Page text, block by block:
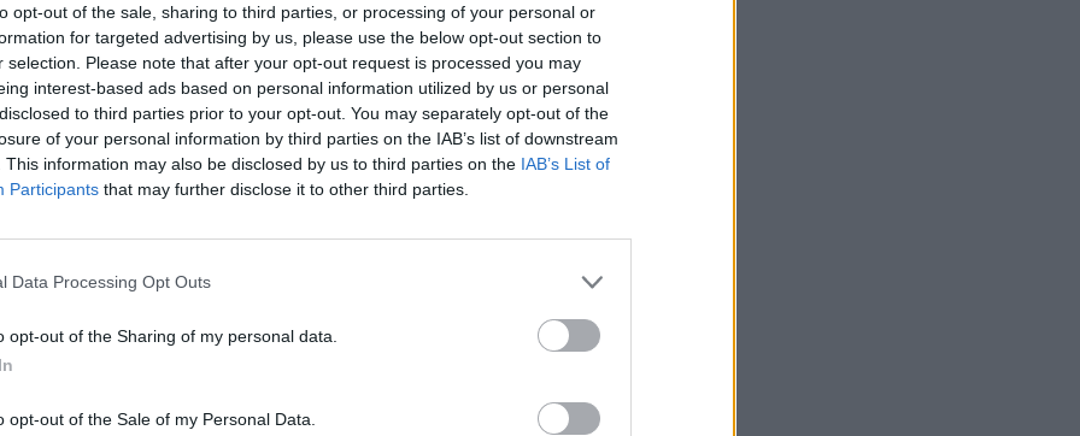
opt-out of the sale, sharing to third parties, or processing of your personal or
for targeted advertising by us, please use the below opt-out section to
selection. Please note that after your opt-out request is processed you may
interest-based ads based on personal information utilized by us or personal
to third parties prior to your opt-out. You may separately opt-out of the
of your personal information by third parties on the IAB’s list of downstream
This information may also be disclosed by us to third parties on the IAB’s List of
Participants that may further disclose it to other third parties.
Data Processing Opt Outs
opt-out of the Sharing of my personal data.
opt-out of the Sale of my Personal Data.
kofeiiniton kahvi yhdistyi